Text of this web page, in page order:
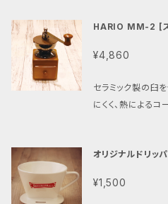
ー Standard
豆、ペーパーフィ
HARIO MM-2 [
¥4,860
セラミック製の臼
にくく、熱による
オリジナルドリ
¥1,500